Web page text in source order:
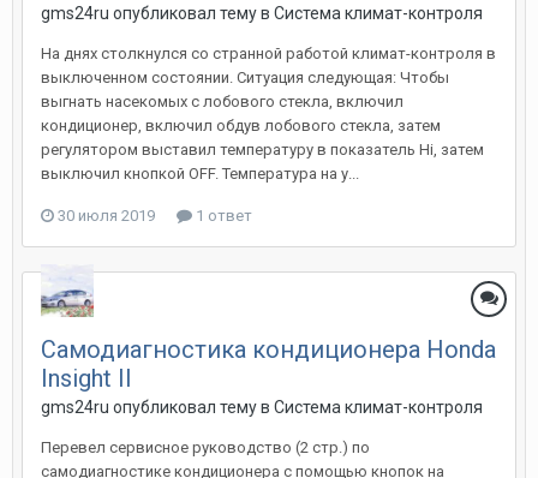
gms24ru опубликовал тему в Система климат-контроля
На днях столкнулся со странной работой климат-контроля в
выключенном состоянии. Ситуация следующая: Чтобы
выгнать насекомых с лобового стекла, включил
кондиционер, включил обдув лобового стекла, затем
регулятором выставил температуру в показатель Hi, затем
выключил кнопкой OFF. Температура на у...
30 июля 2019 1 ответ
Самодиагностика кондиционера Honda
Insight II
gms24ru опубликовал тему в Система климат-контроля
Перевел сервисное руководство (2 стр.) по
самодиагностике кондиционера с помощью кнопок на